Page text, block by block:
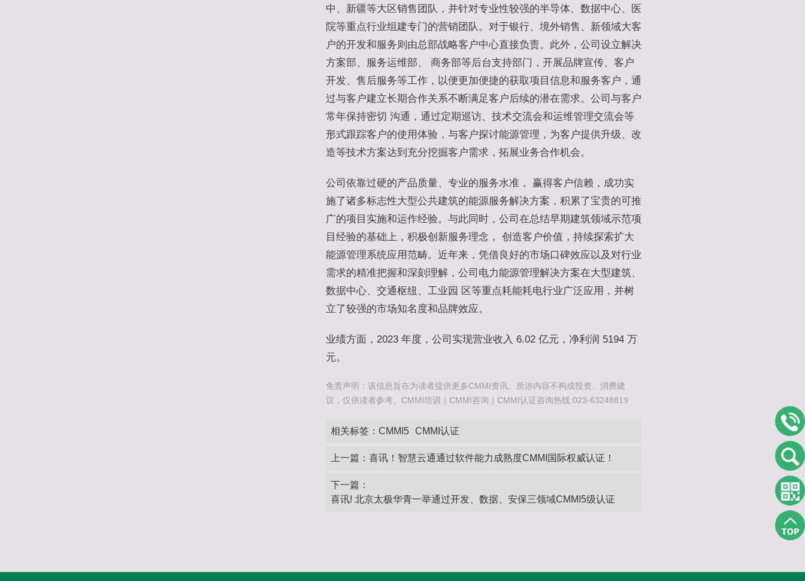
中、新疆等大区销售团队，并针对专业性较强的半导体、数据中心、医
院等重点行业组建专门的营销团队。对于银行、境外销售、新领域大客
户的开发和服务则由总部战略客户中心直接负责。此外，公司设立解决
方案部、服务运维部、 商务部等后台支持部门，开展品牌宣传、客户
开发、售后服务等工作，以便更加便捷的获取项目信息和服务客户，通
过与客户建立长期合作关系不断满足客户后续的潜在需求。公司与客户
常年保持密切 沟通，通过定期巡访、技术交流会和运维管理交流会等
形式跟踪客户的使用体验，与客户探讨能源管理，为客户提供升级、改
造等技术方案达到充分挖掘客户需求，拓展业务合作机会。
公司依靠过硬的产品质量、专业的服务水准， 赢得客户信赖，成功实
施了诸多标志性大型公共建筑的能源服务解决方案，积累了宝贵的可推
广的项目实施和运作经验。与此同时，公司在总结早期建筑领域示范项
目经验的基础上，积极创新服务理念， 创造客户价值，持续探索扩大
能源管理系统应用范畴。近年来，凭借良好的市场口碑效应以及对行业
需求的精准把握和深刻理解，公司电力能源管理解决方案在大型建筑、
数据中心、交通枢纽、工业园 区等重点耗能耗电行业广泛应用，并树
立了较强的市场知名度和品牌效应。
业绩方面，2023 年度，公司实现营业收入 6.02 亿元，净利润 5194 万
元。
免责声明：该信息旨在为读者提供更多CMMI资讯。所涉内容不构成投资、消费建
议，仅供读者参考。CMMI培训｜CMMI咨询｜CMMI认证咨询热线:023-63248819
相关标签： CMMI5 CMMI认证
上一篇： 喜讯！智慧云通通过软件能力成熟度CMMI国际权威认证！
下一篇：
喜讯! 北京太极华青一举通过开发、数据、安保三领域CMMI5级认证